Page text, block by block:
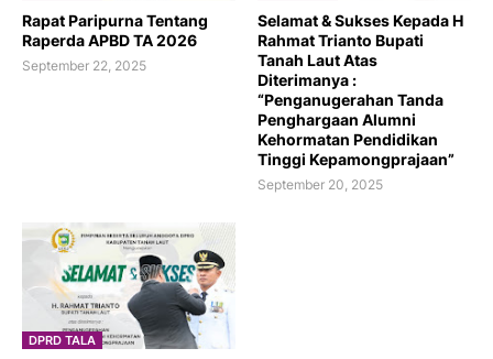
Rapat Paripurna Tentang
Raperda APBD TA 2026
September 22, 2025
Selamat & Sukses Kepada H
Rahmat Trianto Bupati
Tanah Laut Atas
Diterimanya :
“Penganugerahan Tanda
Penghargaan Alumni
Kehormatan Pendidikan
Tinggi Kepamongprajaan”
September 20, 2025
DPRD TALA